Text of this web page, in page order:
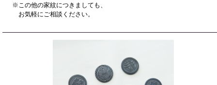
※この他の家紋につきましても、
お気軽にご相談ください。